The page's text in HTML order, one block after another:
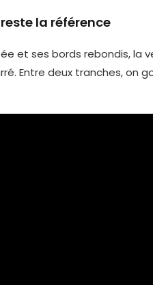
la référence
et ses bords rebondis, la
Entre deux tranches, on